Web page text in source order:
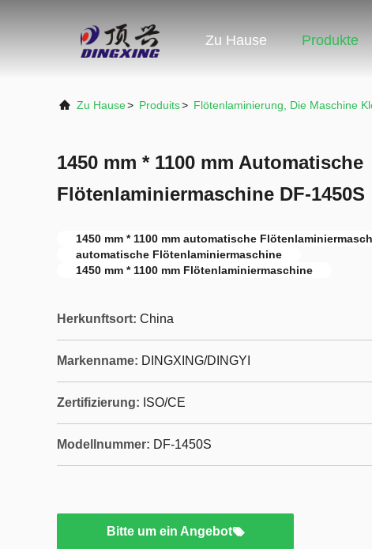
Zu Hause Produkte
Zu Hause> Produits> Flötenlaminierung, Die Maschine
1450 mm * 1100 mm Automatische
Flötenlaminiermaschine DF-1450S
1450 mm * 1100 mm automatische
automatische Flötenlaminiermaschine
1450 mm * 1100 mm Flötenlaminiermaschine
Herkunftsort: China
Markenname: DINGXING/DINGYI
Zertifizierung: ISO/CE
Modellnummer: DF-1450S
Bitte um ein Angebot